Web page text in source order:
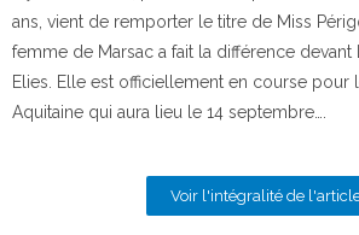
ans, vient de remporter le titre de Miss
femme de Marsac a fait la différence devant
Elies. Elle est officiellement en course pour
Aquitaine qui aura lieu le 14 septembre….
Voir l'intégralité de